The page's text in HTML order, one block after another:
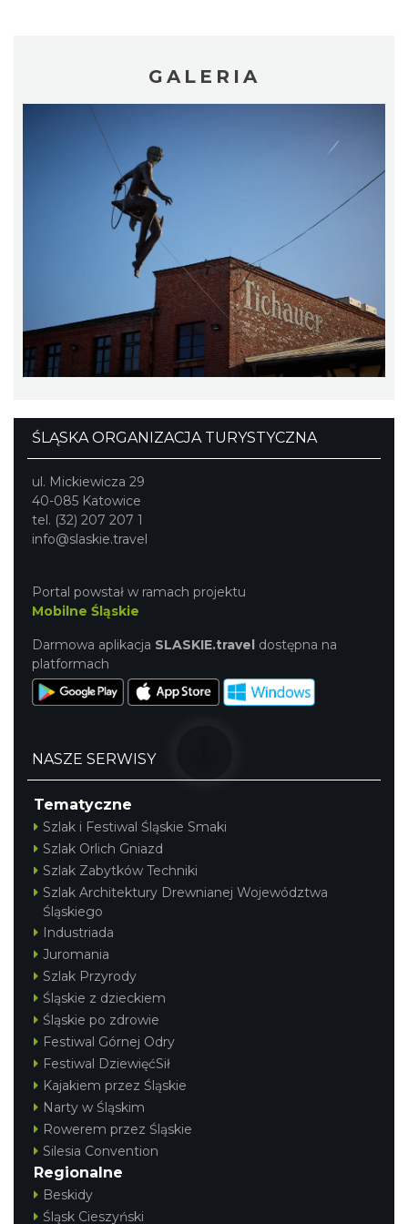
Święto Ziół w pszczyńskim skansenie
2026-08-15
Chorzów
2026-09-20
16.16 km
O zbożach, chlebie i ziołach
2026-08-23
16.16 km
Śląsko Wilijo
Chorzów
Koncert Sandry w Gliwicach
23.30 km
GALERIA
ŚLĄSKA ORGANIZACJA TURYSTYCZNA
ul. Mickiewicza 29
40-085 Katowice
tel. (32) 207 207 1
info@slaskie.travel
Portal powstał w ramach projektu
Mobilne Śląskie
Darmowa aplikacja SLASKIE.travel dostępna na
platformach
NASZE SERWISY
Tematyczne
Szlak i Festiwal Śląskie Smaki
Szlak Orlich Gniazd
Szlak Zabytków Techniki
Szlak Architektury Drewnianej Województwa
Śląskiego
Industriada
Juromania
Szlak Przyrody
Śląskie z dzieckiem
Śląskie po zdrowie
Festiwal Górnej Odry
Festiwal DziewięćSił
Kajakiem przez Śląskie
Narty w Śląskim
Rowerem przez Śląskie
Silesia Convention
Regionalne
Beskidy
Śląsk Cieszyński